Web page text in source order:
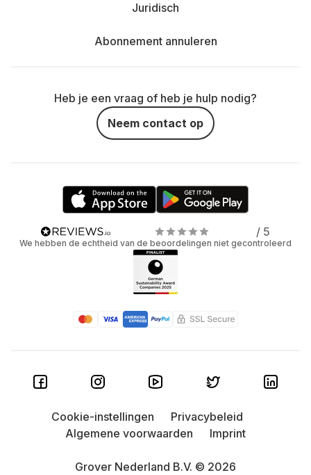
Juridisch
Abonnement annuleren
Heb je een vraag of heb je hulp nodig?
Neem contact op
/ 5
We hebben de echtheid van de beoordelingen niet gecontroleerd
Grover Nederland B.V. © 2026
Cookie-instellingen
Privacybeleid
Algemene voorwaarden
Imprint